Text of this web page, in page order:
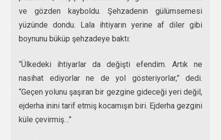
ve gözden kayboldu. Şehzadenin gülümsemesi
yüzünde dondu. Lala ihtiyarın yerine af diler gibi
boynunu büküp şehzadeye baktı:
“Ülkedeki ihtiyarlar da değişti efendim. Artık ne
nasihat ediyorlar ne de yol gösteriyorlar,” dedi.
“Geçen yolunu şaşıran bir gezgine gideceği yeri değil,
ejderha inini tarif etmiş kocamışın biri. Ejderha gezgini
küle çevirmiş…”